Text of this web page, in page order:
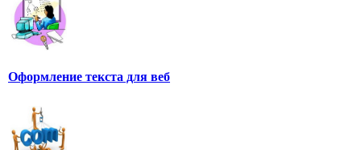
Оформление текста для веб